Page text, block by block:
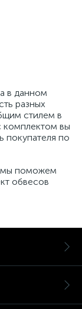
в данном
разных
стилем в
комплектом вы
покупателя по
мы поможем
обвесов